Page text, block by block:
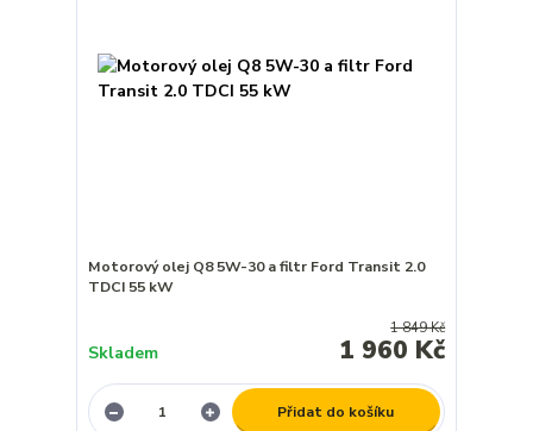
Motorový olej Q8 5W-30 a filtr Ford Transit 2.0
TDCI 55 kW
1 849 Kč
1 960 Kč
Skladem
Přidat do košíku